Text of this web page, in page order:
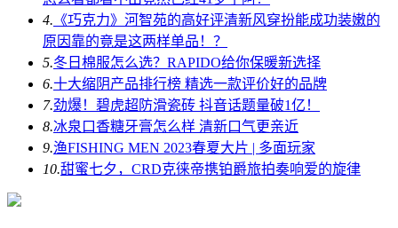
4. 《巧克力》河智苑的高好评清新风穿扮能成功装嫩的
原因靠的竟是这两样单品！？
5.冬日棉服怎么选？RAPIDO给你保暖新选择
6.十大缩阴产品排行榜 精选一款评价好的品牌
7.劲爆！碧虎超防滑瓷砖 抖音话题量破1亿！
8.冰泉口香糖牙膏怎么样 清新口气更亲近
9.渔FISHING MEN 2023春夏大片 | 多面玩家
10.甜蜜七夕，CRD克徕帝携铂爵旅拍奏响爱的旋律